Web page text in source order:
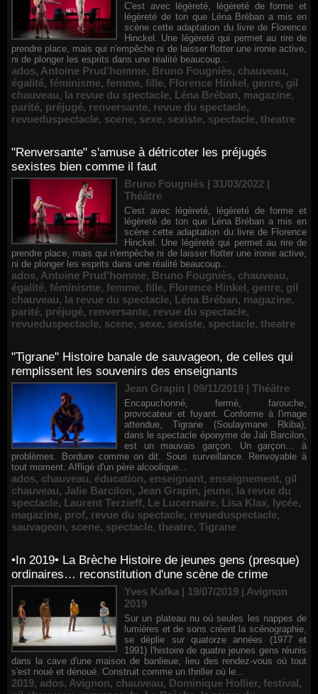
C'est avec légèreté, légèreté de forme et
légèreté de ton que Léna Bréban a mis en
scène cette adaptation du livre de Florence
Hinckel. Une légèreté qui permet au rire de
prendre place, mais qui n'empêche ni de laisser flotter une ironie active,
ni de plonger les esprits dans une réalité beaucoup...
ados, Antoine Prud'homme, Bruno Fougniès, chauveau,
égalité, féminisme, femme, fille, Florence Hinkel, genre, gil
chauveau, la revue du spectacle, Léna Bréban, magazine,
parité, préjugé, renversante, revue du spectacle,
revueduspectacle, scene, sexe, sexiste, spectacle, theatre
"Renversante" s'amuse à détricoter les préjugés
sexistes bien comme il faut
Bruno Fougniès | 31/03/2022 |
Théâtre
C'est avec légèreté, légèreté de forme et
légèreté de ton que Léna Bréban a mis en
scène cette adaptation du livre de Florence
Hinckel. Une légèreté qui permet au rire de
prendre place, mais qui n'empêche ni de laisser flotter une ironie active,
ni de plonger les esprits dans une réalité beaucoup...
ados, Antoine Prud'homme, Bruno Fougniès, chauveau,
égalité, féminisme, femme, fille, Florence Hinkel, genre, gil
chauveau, la revue du spectacle, Léna Bréban, magazine,
parité, préjugé, renversante, revue du spectacle,
revueduspectacle, scene, sexe, sexiste, spectacle, theatre
"Tigrane" Histoire banale de sauvageon, de celles qui
remplissent les souvenirs des enseignants
Jean Grapin | 09/11/2019 | Théâtre
Encapuchonné, fermé, farouche,
provocateur et fuyant. Conforme à l'image
attendue, Tigrane (Soulaymane Rkiba),
dans le spectacle éponyme de Jali Barcilon,
est un mauvais garçon. Un garçon… à
problèmes. Bordure comme on dit. Sous surveillance. Renvoyable à
tout moment. Affligé d'un père alcoolique...
ados, chauveau, éducation, enseignant, enseignement, gil
chauveau, Jalie Barcilon, Jean Grapin, jeune, la revue du
spectacle, Laurent Terzieff, Le Lucernaire, Lisa Klax, lycée,
magazine, prof, revue du spectacle, revueduspectacle,
sauvageon, scene, spectacle, theatre, Tigrane
•In 2019• La Brèche Histoire de jeunes gens (presque)
ordinaires… reconstitution d'une scène de crime
Yves Kafka | 19/07/2019 | Avignon
2019
Sur un plateau nu où seules les nappes de
lumières et de sons créent la scénographie,
se déplie sur quatorze années (1977 et
1991) l'histoire de quatre jeunes gens réunis
dans la cave d'une maison de banlieue, lieu des rendez-vous où tout
s'est noué et dénoué. Construit comme un thriller où le...
2019, ados, Avignon, chauveau, Dominique Hollier, festival,